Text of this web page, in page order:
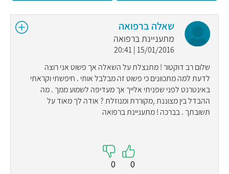
שאלה ברפואה
מתעניינת ברפואה
15/01/2016 | 20:41
שלום רב דוקטור ! מתנצלת על השאלה אך פשוט אני רוצה
לדעת למה מתכוונים כי פשוט זה מבלבל אותי . חיפשתי וקראתי
באינטרנט לפני שפניתי אלייך אך מעדיפה לשמוע ממך . מה
ההבדל בין מצוננת ,מקוררת ומנוזלת ? אודה לך מאוד על
תשובתך . בברכה ! מתעניינת ברפואה
0
0